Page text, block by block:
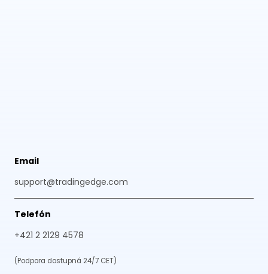
Email
support@tradingedge.com
Telefón
+421 2 2129 4578
(Podpora dostupná 24/7 CET)